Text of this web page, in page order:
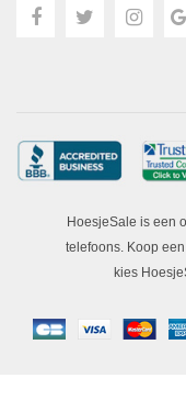
HoesjeSale is een
telefoons. Koop
kies